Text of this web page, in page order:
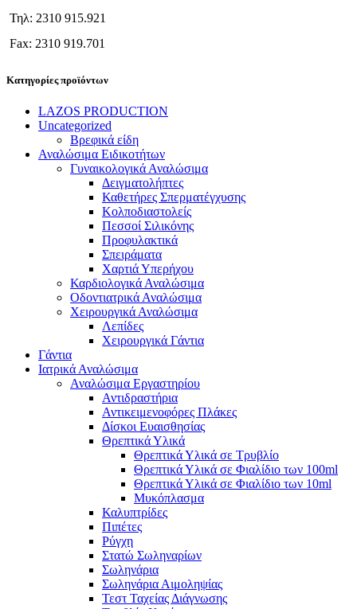
Τηλ: 2310 915.921
Fax: 2310 919.701
Κατηγορίες προϊόντων
LAZOS PRODUCTION
Uncategorized
Βρεφικά είδη
Αναλώσιμα Ειδικοτήτων
Γυναικολογικά Αναλώσιμα
Δειγματολήπτες
Καθετήρες Σπερματέγχυσης
Κολποδιαστολείς
Πεσσοί Σιλικόνης
Προφυλακτικά
Σπειράματα
Χαρτιά Υπερήχου
Καρδιολογικά Αναλώσιμα
Οδοντιατρικά Αναλώσιμα
Χειρουργικά Αναλώσιμα
Λεπίδες
Χειρουργικά Γάντια
Γάντια
Ιατρικά Αναλώσιμα
Αναλώσιμα Εργαστηρίου
Αντιδραστήρια
Αντικειμενοφόρες Πλάκες
Δίσκοι Ευαισθησίας
Θρεπτικά Υλικά
Θρεπτικά Υλικά σε Τρυβλίο
Θρεπτικά Υλικά σε Φιαλίδιο των 100ml
Θρεπτικά Υλικά σε Φιαλίδιο των 10ml
Μυκόπλασμα
Καλυπτρίδες
Πιπέτες
Ρύγχη
Στατώ Σωληναρίων
Σωληνάρια
Σωληνάρια Αιμοληψίας
Τεστ Ταχείας Διάγνωσης